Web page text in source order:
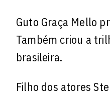
Guto Graça Mello
Também criou a
brasileira.
Filho dos atores